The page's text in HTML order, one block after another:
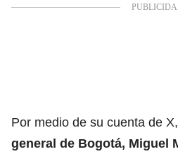
Por medio de su cuenta de X,
general de Bogotá, Miguel